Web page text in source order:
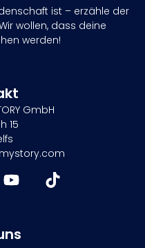
ist – erzähle der
wollen, dass deine
werden!
GmbH
15